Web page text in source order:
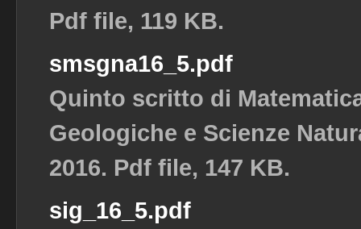
Pdf file, 119 KB.
smsgna16_5.pdf
Quinto scritto di
Geologiche e Scienze
2016. Pdf file, 147 KB.
sig_16_5.pdf